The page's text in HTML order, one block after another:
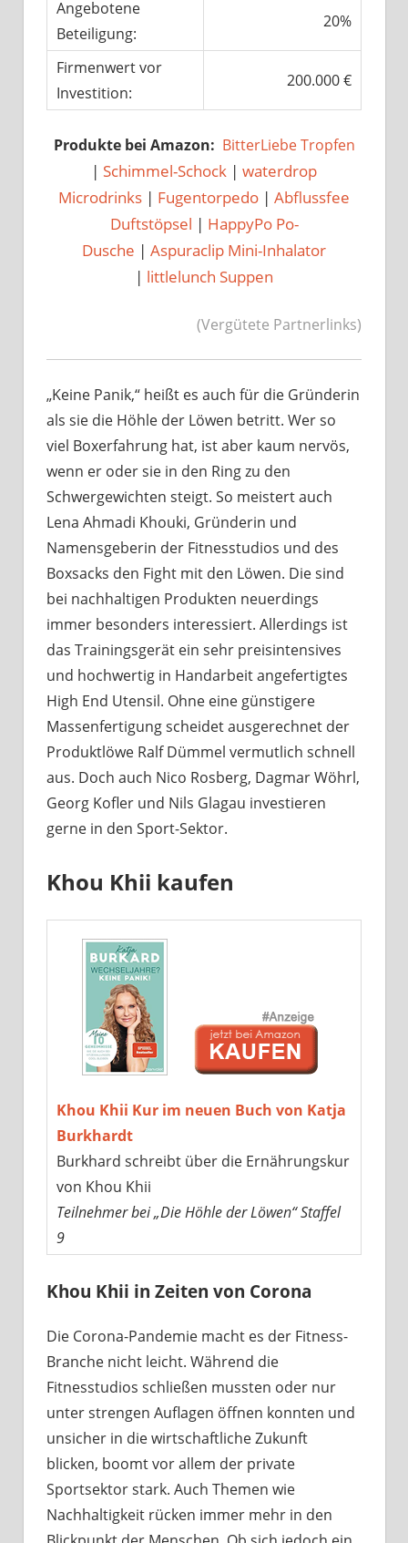
Angebotene
Beteiligung:
20%
Firmenwert vor
Investition:
200.000 €
Produkte bei Amazon: BitterLiebe Tropfen
| Schimmel-Schock | waterdrop
Microdrinks | Fugentorpedo | Abflussfee
Duftstöpsel | HappyPo Po-
Dusche | Aspuraclip Mini-Inhalator
| littlelunch Suppen
(Vergütete Partnerlinks)
„Keine Panik,“ heißt es auch für die Gründerin
als sie die Höhle der Löwen betritt. Wer so
viel Boxerfahrung hat, ist aber kaum nervös,
wenn er oder sie in den Ring zu den
Schwergewichten steigt. So meistert auch
Lena Ahmadi Khouki, Gründerin und
Namensgeberin der Fitnesstudios und des
Boxsacks den Fight mit den Löwen. Die sind
bei nachhaltigen Produkten neuerdings
immer besonders interessiert. Allerdings ist
das Trainingsgerät ein sehr preisintensives
und hochwertig in Handarbeit angefertigtes
High End Utensil. Ohne eine günstigere
Massenfertigung scheidet ausgerechnet der
Produktlöwe Ralf Dümmel vermutlich schnell
aus. Doch auch Nico Rosberg, Dagmar Wöhrl,
Georg Kofler und Nils Glagau investieren
gerne in den Sport-Sektor.
Khou Khii kaufen
Khou Khii Kur im neuen Buch von Katja
Burkhardt
Burkhard schreibt über die Ernährungskur
von Khou Khii
Teilnehmer bei „Die Höhle der Löwen“ Staffel
9
Khou Khii in Zeiten von Corona
Die Corona-Pandemie macht es der Fitness-
Branche nicht leicht. Während die
Fitnesstudios schließen mussten oder nur
unter strengen Auflagen öffnen konnten und
unsicher in die wirtschaftliche Zukunft
blicken, boomt vor allem der private
Sportsektor stark. Auch Themen wie
Nachhaltigkeit rücken immer mehr in den